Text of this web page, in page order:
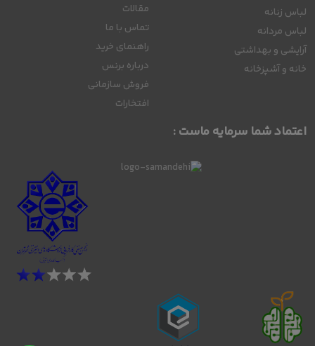
لباس زنانه
لباس مردانه
آرایشی و بهداشتی
خانه و آشپزخانه
مقالات
تماس با ما
راهنمای خرید
درباره برنس
فروش سازمانی
افتخارات
اعتماد شما سرمایه ماست :